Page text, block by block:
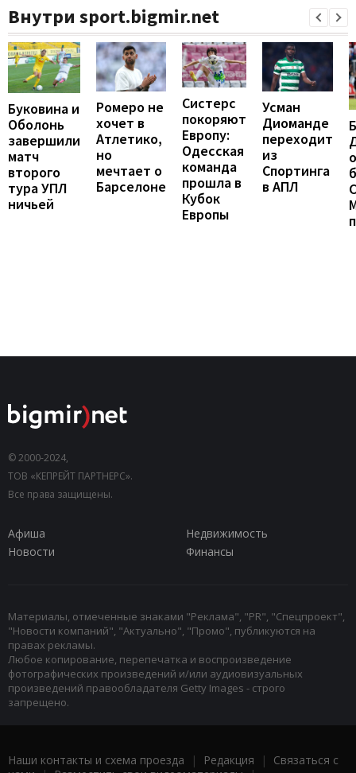
Внутри sport.bigmir.net
Буковина и
Оболонь
завершили
матч
второго
тура УПЛ
ничьей
Ромеро не
хочет в
Атлетико,
но
мечтает о
Барселоне
Систерс
покоряют
Европу:
Одесская
команда
прошла в
Кубок
Европы
Усман
Диоманде
переходит
из
Спортинга
в АПЛ
© 2000-2024,
ТОВ «КЕПРЕЙТ ПАРТНЕРС».
Все права защищены.
Афиша
Недвижимость
Новости
Финансы
Материалы, отмеченные знаками "Реклама", "PR", "Спецпроект",
"Новости компаний", "Актуально", "Промо", публикуются на
правах рекламы.
Любое копирование, перепечатка и воспроизведение
фотографических произведений и/или аудиовизуальных
произведений правообладателя Getty Images - строго
запрещено.
Наши контакты и схема проезда | Редакция | Связаться с